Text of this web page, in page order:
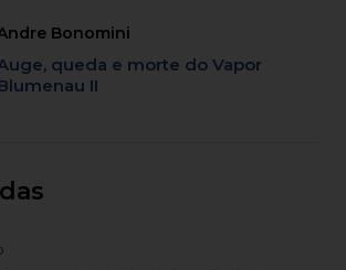
Bonomini
queda e morte do Vapor
II